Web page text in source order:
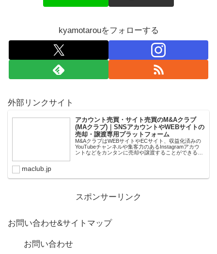
kyamotarouをフォローする
外部リンクサイト
アカウント売買・サイト売買のM&Aクラブ
(MAクラブ)｜SNSアカウントやWEBサイトの
売却・譲渡専用プラットフォーム
M&AクラブはWEBサイトやECサイト、収益化済みの
YouTubeチャンネルや集客力のあるInstagramアカウ
ントなどをカンタンに売却や譲渡することができるプ
maclub.jp
スポンサーリンク
お問い合わせ&サイトマップ
お問い合わせ